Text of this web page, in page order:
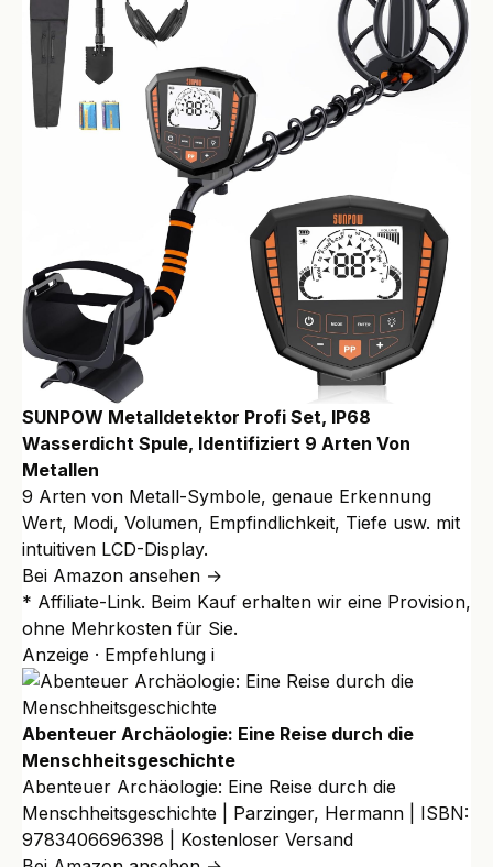
SUNPOW Metalldetektor Profi Set, IP68
Wasserdicht Spule, Identifiziert 9 Arten Von
Metallen
9 Arten von Metall-Symbole, genaue Erkennung
Wert, Modi, Volumen, Empfindlichkeit, Tiefe usw. mit
intuitiven LCD-Display.
Bei Amazon ansehen →
* Affiliate-Link. Beim Kauf erhalten wir eine Provision,
ohne Mehrkosten für Sie.
Anzeige · Empfehlung i
Abenteuer Archäologie: Eine Reise durch die
Menschheitsgeschichte
Abenteuer Archäologie: Eine Reise durch die
Menschheitsgeschichte | Parzinger, Hermann | ISBN:
9783406696398 | Kostenloser Versand